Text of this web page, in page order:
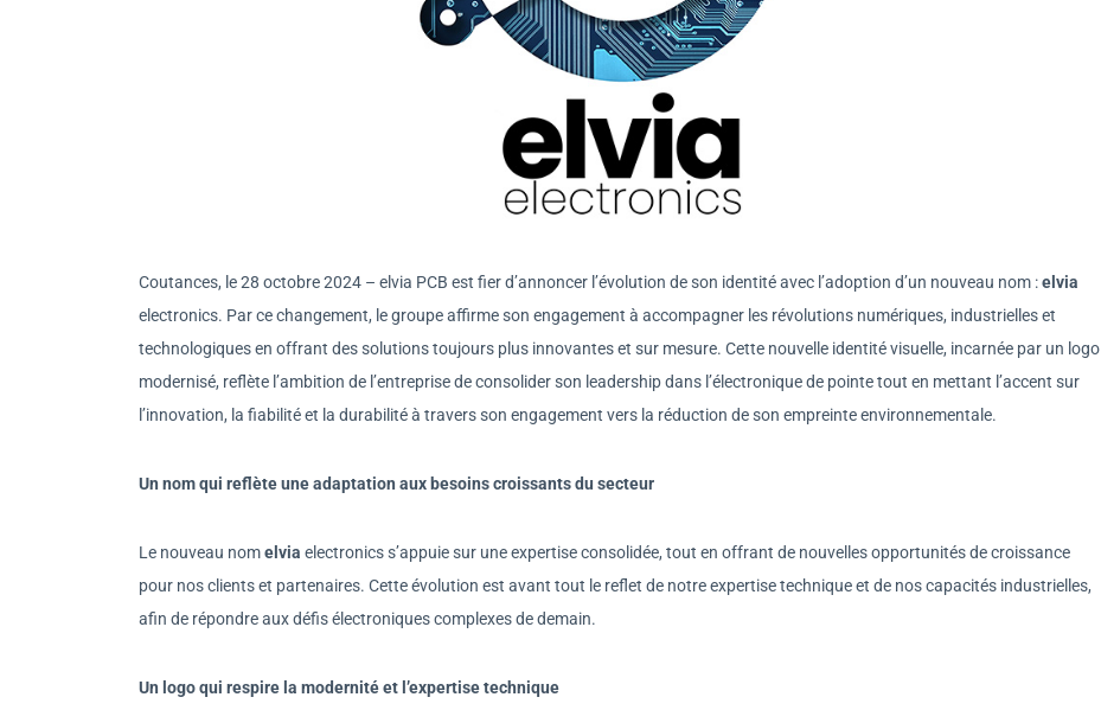
Coutances, le 28 octobre 2024 – elvia PCB est fier d’annoncer l’évolution de son identité avec l’adoption d’un nouveau nom :elvia
electronics. Par ce changement, le groupe affirme son engagement à accompagner les révolutions numériques, industrielles et
technologiques en offrant des solutions toujours plus innovantes et sur mesure. Cette nouvelle identité visuelle, incarnée par un logo
modernisé, reflète l’ambition de l’entreprise de consolider son leadership dans l’électronique de pointe tout en mettant l’accent sur
l’innovation, la fiabilité et la durabilité à travers son engagement vers la réduction de son empreinte environnementale.
Un nom qui reflète une adaptation aux besoins croissants du secteur
Le nouveau nomelvia electronics s’appuie sur une expertise consolidée, tout en offrant de nouvelles opportunités de croissance
pour nos clients et partenaires. Cette évolution est avant tout le reflet de notre expertise technique et de nos capacités industrielles,
afin de répondre aux défis électroniques complexes de demain.
Un logo qui respire la modernité et l’expertise technique